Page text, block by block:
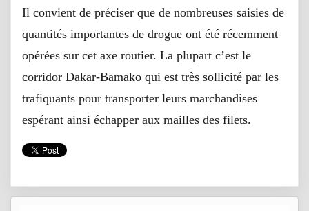
Il convient de préciser que de nombreuses saisies de
quantités importantes de drogue ont été récemment
opérées sur cet axe routier. La plupart c’est le
corridor Dakar-Bamako qui est très sollicité par les
trafiquants pour transporter leurs marchandises
espérant ainsi échapper aux mailles des filets.